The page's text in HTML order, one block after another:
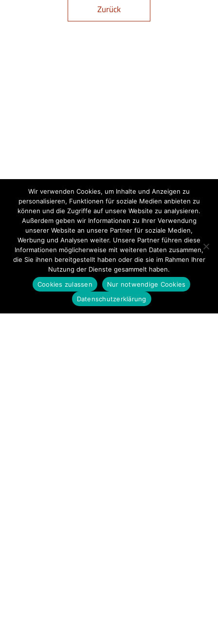
Zurück
Wir verwenden Cookies, um Inhalte und Anzeigen zu
personalisieren, Funktionen für soziale Medien anbieten zu
können und die Zugriffe auf unsere Website zu analysieren.
Außerdem geben wir Informationen zu Ihrer Verwendung
unserer Website an unsere Partner für soziale Medien,
Werbung und Analysen weiter. Unsere Partner führen diese
Informationen möglicherweise mit weiteren Daten zusammen,
die Sie ihnen bereitgestellt haben oder die sie im Rahmen Ihrer
Nutzung der Dienste gesammelt haben.
Cookies zulassen
Nur notwendige Cookies
Datenschutzerklärung